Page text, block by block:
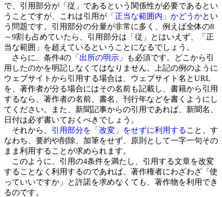
で、引用部分が「従」であるという関係性が必要であるとい
うことですが、これは引用が 「正当な範囲内」かどうかとい
う問題です。引用部分の分量が非常に多く、例えば全体の8
～9割も占めていたら、引用部分は「従」とはいえず、「正
当な範囲」を超えているということになるでしょう。
さらに、条件4の 「出所の明示」
も必須です。どこから引
用したのかを明記しなくてはなりません。上記の例のように
ウェブサイトから引用する場合は、ウェブサイト名とURL
を、著作者が分る場合にはその名前も記載し、書籍から引用
するなら、著作者の名前、書名、刊行年などを書くようにし
てください。また、新聞記事からの引用であれば、新聞名、
日付は必ず書いておくべきでしょう。
それから、 引用部分を「改変」をせずに利用する こと、す
なわち、要約や削除、加筆をせず、原則として一字一句その
まま利用することが求められます。
このように、引用の4条件を満たし、引用する文章を改変
することなく利用するのであれば、著作権者にわざわざ「使
っていいですか」と許諾を求めなくても、著作物を利用でき
るのです。